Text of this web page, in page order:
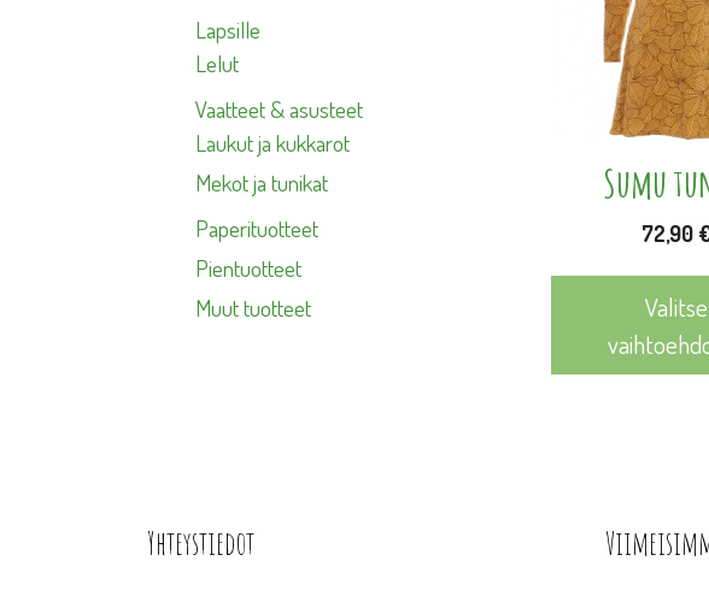
Sumu
72,90
Valitse
useampi
muunnelma.
valinnat
tuotteen
Lapsille
Lelut
Vaatteet & asusteet
Laukut ja kukkarot
Mekot ja tunikat
Paperituotteet
Pientuotteet
Muut tuotteet
Yhteystiedot